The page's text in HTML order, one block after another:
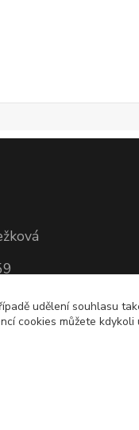
udělení souhlasu
cookies můžete kdykoli